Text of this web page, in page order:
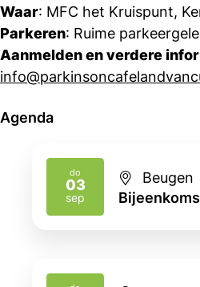
Waar: MFC het Kruispunt,
Parkeren: Ruime
Aanmelden en verdere
Agenda
do
03
sep
2026
Beugen